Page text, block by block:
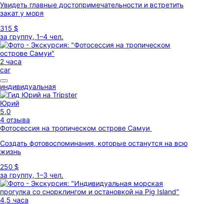
Увидеть главные достопримечательности и встретить
закат у моря
315 $
за группу, 1–4 чел.
2 часа
car
индивидуальная
Юрий
5,0
4 отзыва
Фотосессия на тропическом острове Самуи
Создать фотовоспоминания, которые останутся на всю
жизнь
250 $
за группу, 1–3 чел.
4,5 часа